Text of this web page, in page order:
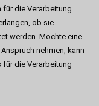
für die Verarbeitung
ob sie
werden. Möchte eine
nehmen, kann
für die Verarbeitung